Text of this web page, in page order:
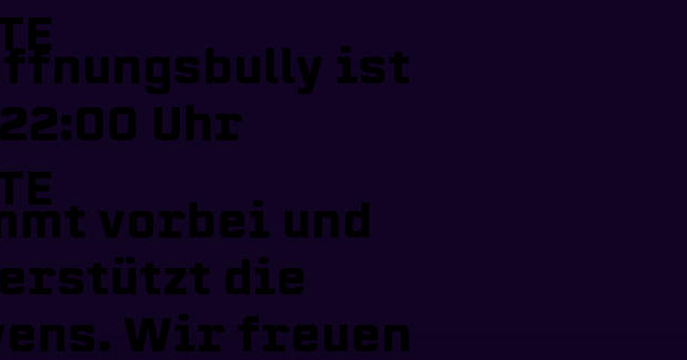
ist
Uhr
vorbei und
die
Wir freuen